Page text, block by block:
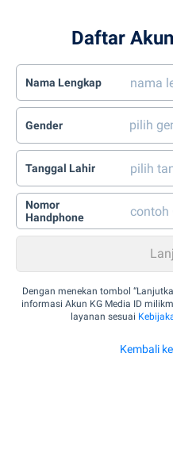
Daftar
Nama Lengkap
Gender
Tanggal Lahir
Nomor
Handphone
Dengan menekan tombol
informasi Akun KG Media ID
layanan sesuai
Kembali